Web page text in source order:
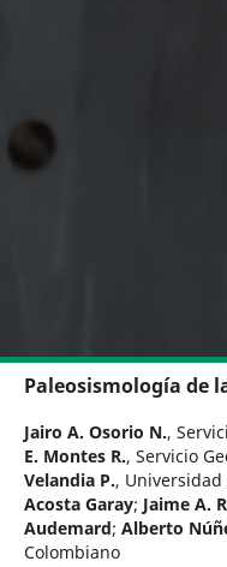
Paleosismología de
Jairo A. Osorio N.,
E. Montes R., Servicio
Velandia P.,
Acosta Garay; Jaime A.
Audemard; Alberto
Colombiano